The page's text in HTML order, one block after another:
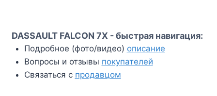
DASSAULT FALCON 7X - быстрая навигация:
Подробное (фото/видео) описание
Вопросы и отзывы покупателей
Связаться с продавцом